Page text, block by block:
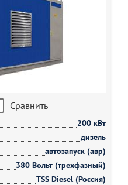
Сравнить
200 кВт
дизель
автозапуск (авр)
380 Вольт (трехфазный)
TSS Diesel (Россия)